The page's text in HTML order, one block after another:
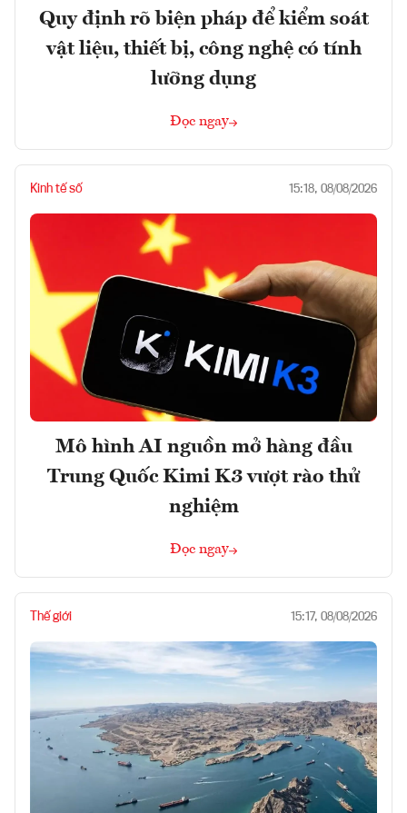
Quy định rõ biện pháp để kiểm soát
vật liệu, thiết bị, công nghệ có tính
lưỡng dụng
Đọc ngay
Kinh tế số 15:18, 08/08/2026
Mô hình AI nguồn mở hàng đầu
Trung Quốc Kimi K3 vượt rào thử
nghiệm
Đọc ngay
Thế giới 15:17, 08/08/2026